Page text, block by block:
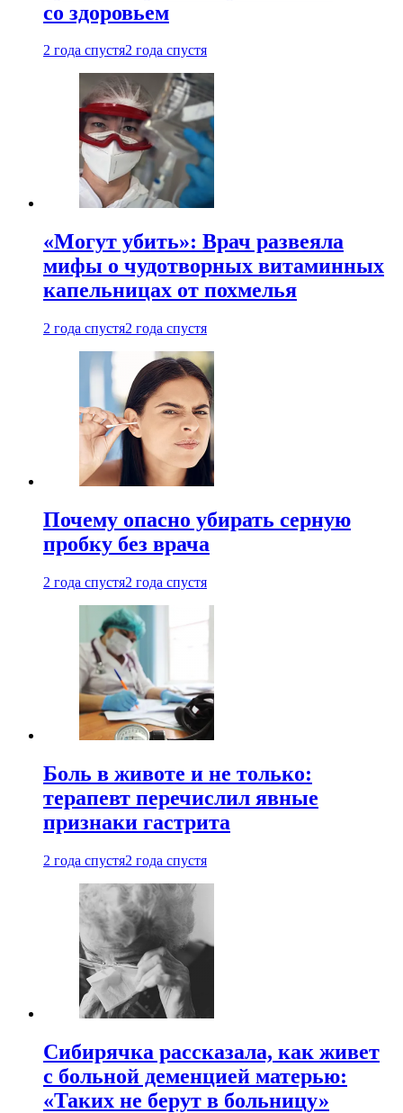
со здоровьем
2 года спустя2 года спустя
«Могут убить»: Врач развеяла
мифы о чудотворных витаминных
капельницах от похмелья
2 года спустя2 года спустя
Почему опасно убирать серную
пробку без врача
2 года спустя2 года спустя
Боль в животе и не только:
терапевт перечислил явные
признаки гастрита
2 года спустя2 года спустя
Сибирячка рассказала, как живет
с больной деменцией матерью:
«Таких не берут в больницу»